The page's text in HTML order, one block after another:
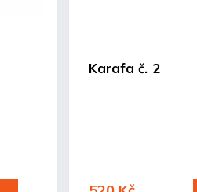
Karafa č. 2